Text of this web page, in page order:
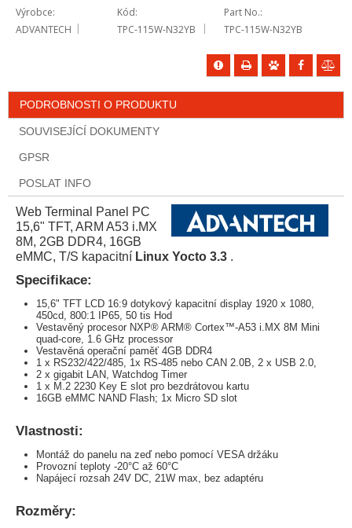
Výrobce
ADVANTECH
Kód
TPC-115W-N32YB
Part No.
TPC-115W-N32YB
PODROBNOSTI O PRODUKTU
SOUVISEJÍCÍ DOKUMENTY
GPSR
POSLAT INFO
Web Terminal Panel PC
15,6" TFT, ARM A53 i.MX
8M, 2GB DDR4, 16GB
eMMC, T/S kapacitní Linux Yocto 3.3 .
Specifikace:
15,6" TFT LCD 16:9 dotykový kapacitní display 1920 x 1080,
450cd, 800:1 IP65, 50 tis Hod
Vestavěný procesor NXP® ARM® Cortex™-A53 i.MX 8M Mini
quad-core, 1.6 GHz processor
Vestavěná operační paměť 4GB DDR4
1 x RS232/422/485, 1x RS-485 nebo CAN 2.0B, 2 x USB 2.0,
2 x gigabit LAN, Watchdog Timer
1 x M.2 2230 Key E slot pro bezdrátovou kartu
16GB eMMC NAND Flash; 1x Micro SD slot
Vlastnosti:
Montáž do panelu na zeď nebo pomocí VESA držáku
Provozní teploty -20°C až 60°C
Napájecí rozsah 24V DC, 21W max, bez adaptéru
Rozměry: